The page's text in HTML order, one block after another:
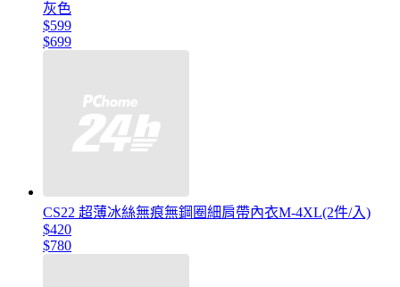
灰色
$599
$699
CS22 超薄冰絲無痕無鋼圈細肩帶內衣M-4XL(2件/入)
$420
$780